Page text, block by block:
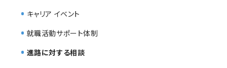
キャリア イベント
就職活動サポート体制
進路に対する相談